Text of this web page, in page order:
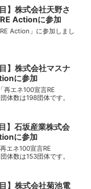
】株式会社天野さ
Actionに参加
Action」に参加しまし
】株式会社マスナ
に参加
再エネ100宣言RE
体数は198団体です。
】石坂産業株式会
に参加
エネ100宣言RE
体数は153団体です。
】株式会社菊池電